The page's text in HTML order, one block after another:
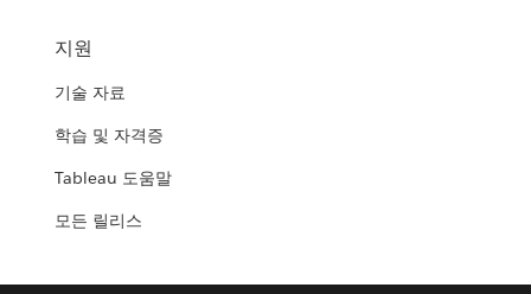
지원
기술 자료
학습 및 자격증
Tableau 도움말
모든 릴리스